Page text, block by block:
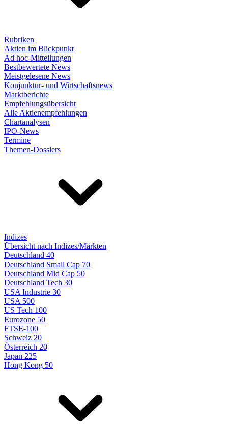
Rubriken
Aktien im Blickpunkt
Ad hoc-Mitteilungen
Bestbewertete News
Meistgelesene News
Konjunktur- und Wirtschaftsnews
Marktberichte
Empfehlungsübersicht
Alle Aktienempfehlungen
Chartanalysen
IPO-News
Termine
Themen-Dossiers
Indizes
Übersicht nach Indizes/Märkten
Deutschland 40
Deutschland Small Cap 70
Deutschland Mid Cap 50
Deutschland Tech 30
USA Industrie 30
USA 500
US Tech 100
Eurozone 50
FTSE-100
Schweiz 20
Österreich 20
Japan 225
Hong Kong 50